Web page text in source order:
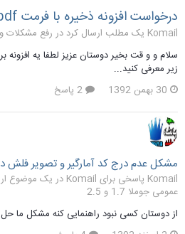
درخواست افزونه ذخیره با فرمت pdf و برچسب ها
Komail یک مطلب ارسال کرد در
رفع مشکلات و
سلام و و قت بخیر دوستان عزیز لطفا یه
زیر معرفی کنید...
30 بهمن 1392
مشکل عدم درج کد آمارگیر و تصویر فلش
Komail پاسخی برای Komail در یک موضوع ارسال کرد در
عمومی جوملا 1.7 و 2.5
از دوستان کسی نبود راهنمایی کنه مشکل ما